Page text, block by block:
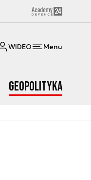
WIDEO Menu
Geopolityka